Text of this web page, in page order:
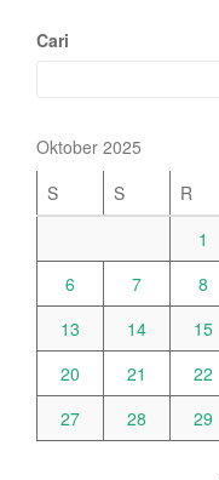
Cari
Oktober 2025
S
S R
1
6
7 8
13
14 15
20
21 22
27
28 29